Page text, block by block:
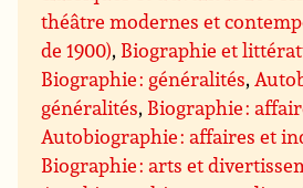
théâtre modernes et
de 1900), Biographie et
Biographie : généralités,
généralités, Biographie :
Autobiographie : affaires et
Biographie : arts et